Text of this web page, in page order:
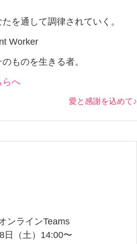
を通して調律されていく。
Worker
ものを生きる者。
らへ
愛と感謝を込めて♪
ンラインTeams
日（土）14:00〜